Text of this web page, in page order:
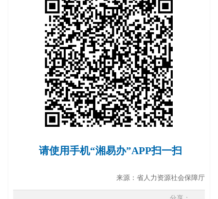
请使用手机“湘易办”APP扫一扫
来源： 省人力资源社会保障厅